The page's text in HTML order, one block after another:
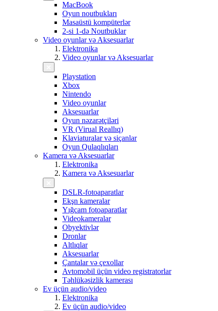
MacBook
Oyun noutbukları
Masaüstü kompüterlər
2-si 1-də Noutbuklar
Video oyunlar və Aksesuarlar
Elektronika
Video oyunlar və Aksesuarlar
Playstation
Xbox
Nintendo
Video oyunlar
Aksesuarlar
Oyun nəzarətçiləri
VR (Virual Reallıq)
Klaviaturalar və siçanlar
Oyun Qulaqlıqları
Kamera və Aksesuarlar
Elektronika
Kamera və Aksesuarlar
DSLR-fotoaparatlar
Ekşn kameralar
Yığcam fotoaparatlar
Videokameralar
Obyektivlər
Dronlar
Altlıqlar
Aksesuarlar
Çantalar və çexollar
Avtomobil üçün video registratorlar
Təhlükəsizlik kamerası
Ev üçün audio/video
Elektronika
Ev üçün audio/video